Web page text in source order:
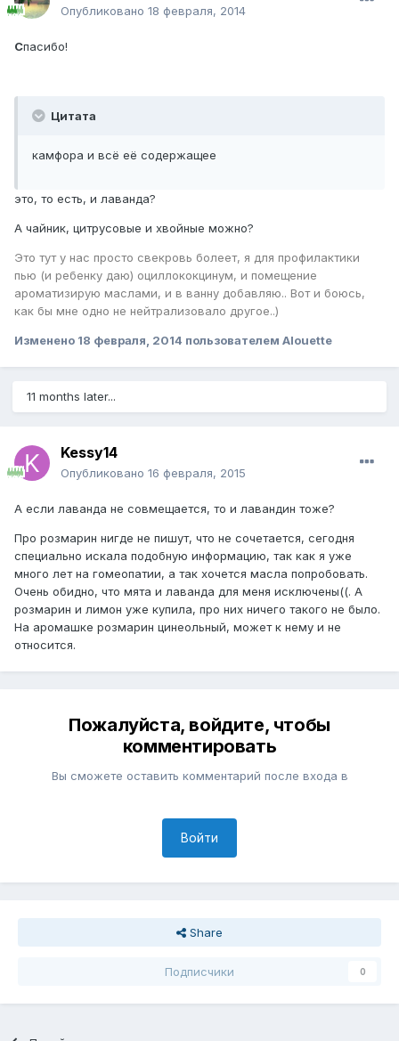
Опубликовано 18 февраля, 2014
Спасибо!
Цитата
камфора и всё её содержащее
это, то есть, и лаванда?
А чайник, цитрусовые и хвойные можно?
Это тут у нас просто свекровь болеет, я для профилактики
пью (и ребенку даю) оциллококцинум, и помещение
ароматизирую маслами, и в ванну добавляю.. Вот и боюсь,
как бы мне одно не нейтрализовало другое..)
Изменено 18 февраля, 2014 пользователем Alouette
11 months later...
Kessy14
Опубликовано 16 февраля, 2015
А если лаванда не совмещается, то и лавандин тоже?
Про розмарин нигде не пишут, что не сочетается, сегодня
специально искала подобную информацию, так как я уже
много лет на гомеопатии, а так хочется масла попробовать.
Очень обидно, что мята и лаванда для меня исключены((. А
розмарин и лимон уже купила, про них ничего такого не было.
На аромашке розмарин цинеольный, может к нему и не
относится.
Пожалуйста, войдите, чтобы
комментировать
Вы сможете оставить комментарий после входа в
Войти
Share
Подписчики 0